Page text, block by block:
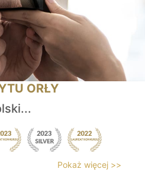
ORŁY
Pokaż więcej >>